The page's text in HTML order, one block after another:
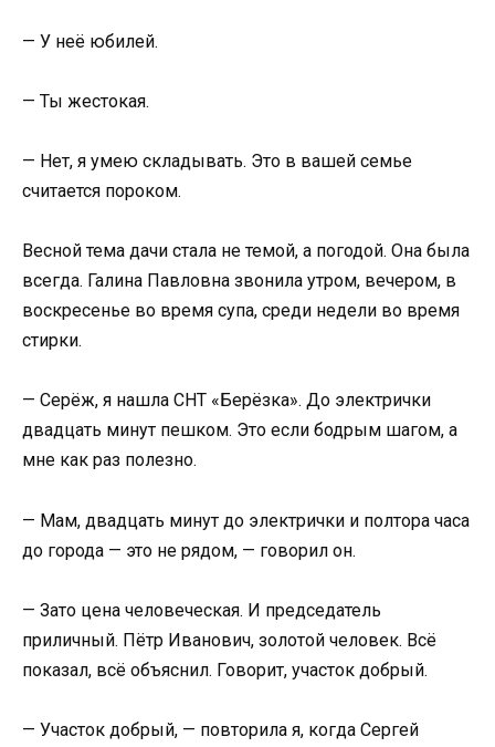
— У неё юбилей.
— Ты жестокая.
— Нет, я умею складывать. Это в вашей семье
считается пороком.
Весной тема дачи стала не темой, а погодой. Она была
всегда. Галина Павловна звонила утром, вечером, в
воскресенье во время супа, среди недели во время
стирки.
— Серёж, я нашла СНТ «Берёзка». До электрички
двадцать минут пешком. Это если бодрым шагом, а
мне как раз полезно.
— Мам, двадцать минут до электрички и полтора часа
до города — это не рядом, — говорил он.
— Зато цена человеческая. И председатель
приличный. Пётр Иванович, золотой человек. Всё
показал, всё объяснил. Говорит, участок добрый.
— Участок добрый, — повторила я, когда Сергей